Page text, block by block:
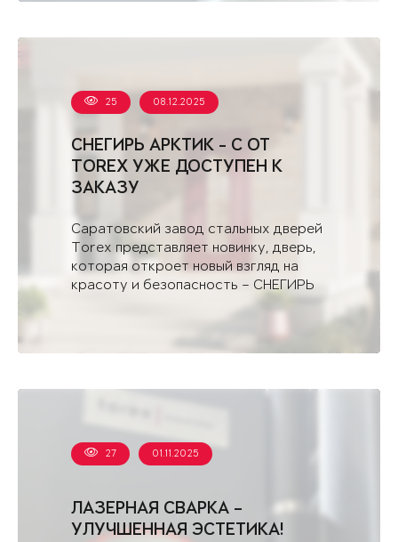
СНЕГИРЬ АРКТИК - С ОТ
TOREX УЖЕ ДОСТУПЕН К
ЗАКАЗУ
25 08.12.2025
Саратовский завод стальных дверей
Torex представляет новинку, дверь,
которая откроет новый взгляд на
красоту и безопасность – СНЕГИРЬ
ЛАЗЕРНАЯ СВАРКА –
УЛУЧШЕННАЯ ЭСТЕТИКА!
27 01.11.2025